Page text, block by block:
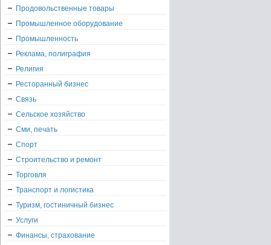
Продовольственные товары
Промышленное оборудование
Промышленность
Реклама, полиграфия
Религия
Ресторанный бизнес
Связь
Сельское хозяйство
Сми, печать
Спорт
Строительство и ремонт
Торговля
Транспорт и логистика
Туризм, гостиничный бизнес
Услуги
Финансы, страхование